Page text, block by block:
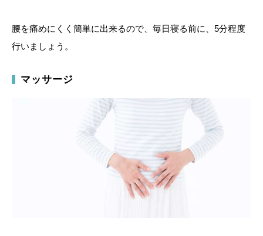
腰を痛めにくく簡単に出来るので、毎日寝る前に、5分程度
行いましょう。
マッサージ